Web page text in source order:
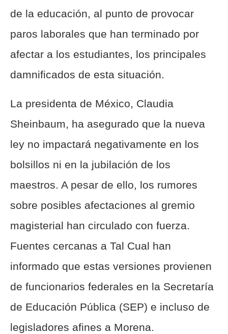
de la educación, al punto de provocar
paros laborales que han terminado por
afectar a los estudiantes, los principales
damnificados de esta situación.
La presidenta de México, Claudia
Sheinbaum, ha asegurado que la nueva
ley no impactará negativamente en los
bolsillos ni en la jubilación de los
maestros. A pesar de ello, los rumores
sobre posibles afectaciones al gremio
magisterial han circulado con fuerza.
Fuentes cercanas a Tal Cual han
informado que estas versiones provienen
de funcionarios federales en la Secretaría
de Educación Pública (SEP) e incluso de
legisladores afines a Morena.